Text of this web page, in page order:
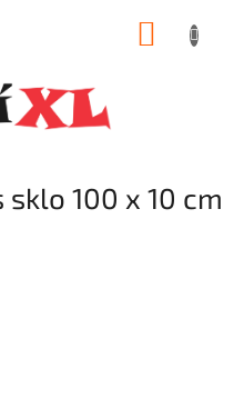
100 x 10 cm